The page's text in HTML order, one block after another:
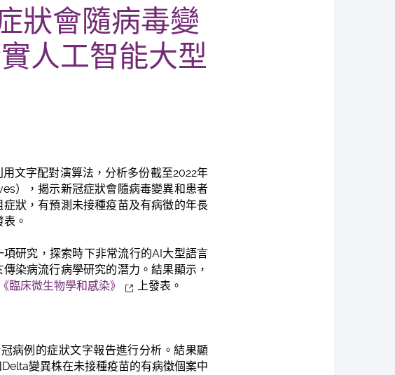
狀會隨病毒變
人工智能大型
文字配對演算法，分析多份截至2022年
），揭示新冠症狀會隨病毒變異和患者
狀，有預測未接種疫苗及有病徵的年長
表。
研究，探索時下非常流行的AI大型語言
染病流行病學研究的潛力。結果顯示，
《臨床微生物學和感染》 上發表。
病例的症狀文字報告進行分析。結果顯
變異株在未接種疫苗的有病徵個案中